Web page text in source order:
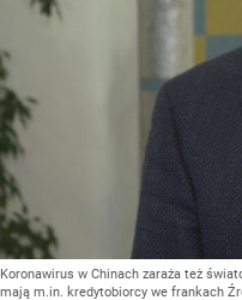
Koronawirus w Chinach zaraża też
mają m.in. kredytobiorcy we frankach